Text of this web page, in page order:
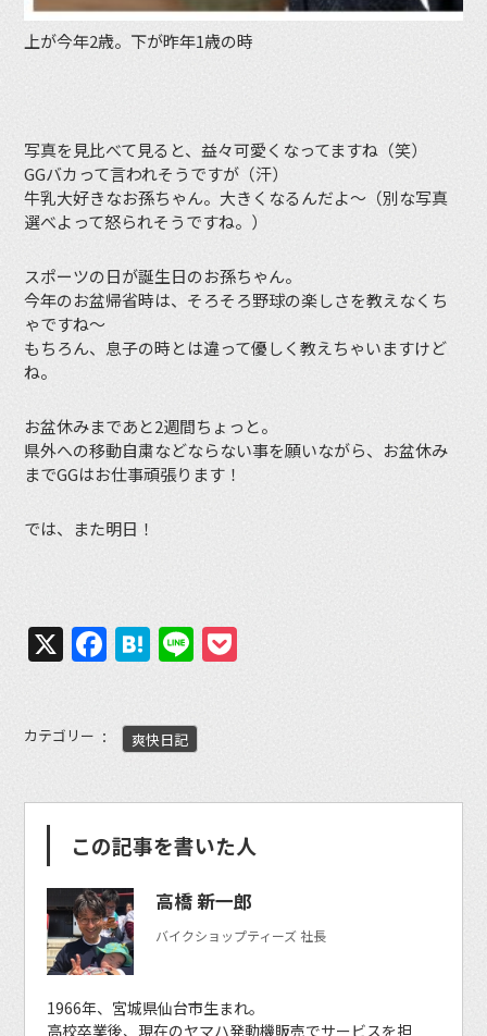
上が今年2歳。下が昨年1歳の時
写真を見比べて見ると、益々可愛くなってますね（笑）
GGバカって言われそうですが（汗）
牛乳大好きなお孫ちゃん。大きくなるんだよ〜（別な写真
選べよって怒られそうですね。）
スポーツの日が誕生日のお孫ちゃん。
今年のお盆帰省時は、そろそろ野球の楽しさを教えなくち
ゃですね〜
もちろん、息子の時とは違って優しく教えちゃいますけど
ね。
お盆休みまであと2週間ちょっと。
県外への移動自粛などならない事を願いながら、お盆休み
までGGはお仕事頑張ります！
では、また明日！
X Facebook
Hatena
Line
カテゴリー 爽快日記
この記事を書いた人
高橋 新一郎
バイクショップティーズ 社長
1966年、宮城県仙台市生まれ。
高校卒業後、現在のヤマハ発動機販売でサービスを担